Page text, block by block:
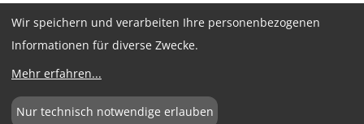
Impressum Datenschutz
AGB
Hinweisgebersystem
Newsletter
Cookie-Konfiguration
Wir speichern und verarbeiten Ihre personenbezogenen
Informationen für diverse Zwecke.
Mehr erfahren...
Nur technisch notwendige erlauben